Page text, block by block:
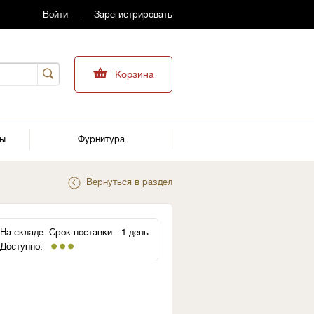
Войти Зарегистрировать
Корзина
Фурнитура
Вернуться в раздел
На складе. Срок поставки - 1 день
Доступно: